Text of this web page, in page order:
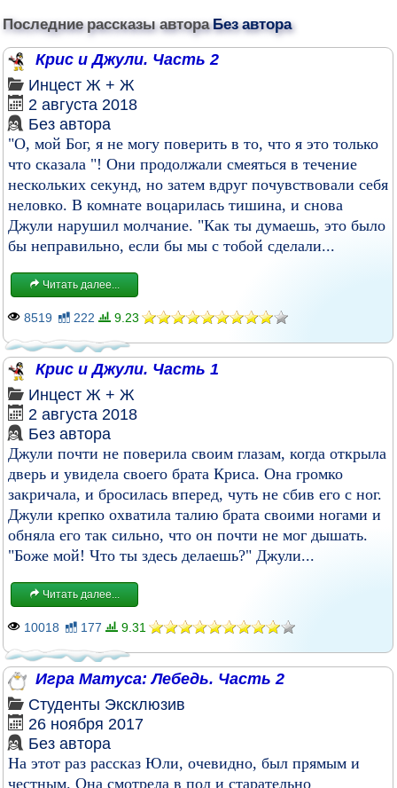
Последние рассказы автораБез автора
Крис и Джули. Часть 2
Инцест Ж + Ж
2 августа 2018
Без автора
"О, мой Бог, я не могу поверить в то, что я это только
что сказала "! Они продолжали смеяться в течение
нескольких секунд, но затем вдруг почувствовали себя
неловко. В комнате воцарилась тишина, и снова
Джули нарушил молчание. "Как ты думаешь, это было
бы неправильно, если бы мы с тобой сделали...
Читать далее...
8519 222 9.23
Крис и Джули. Часть 1
Инцест Ж + Ж
2 августа 2018
Без автора
Джули почти не поверила своим глазам, когда открыла
дверь и увидела своего брата Криса. Она громко
закричала, и бросилась вперед, чуть не сбив его с ног.
Джули крепко охватила талию брата своими ногами и
обняла его так сильно, что он почти не мог дышать.
"Боже мой! Что ты здесь делаешь?" Джули...
Читать далее...
10018 177 9.31
Игра Матуса: Лебедь. Часть 2
Студенты Эксклюзив
26 ноября 2017
Без автора
На этот раз рассказ Юли, очевидно, был прямым и
честным. Она смотрела в пол и старательно